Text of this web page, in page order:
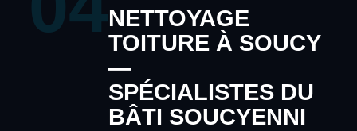
NETTOYAGE
TOITURE À SOUCY
—
SPÉCIALISTES DU
BÂTI SOUCYENNI